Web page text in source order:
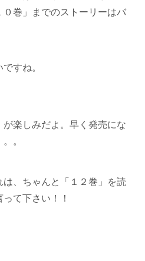
０巻」までのストーリーはバ
すね。
が楽しみだよ。早く発売にな
。
、ちゃんと「１２巻」を読
て下さい！！